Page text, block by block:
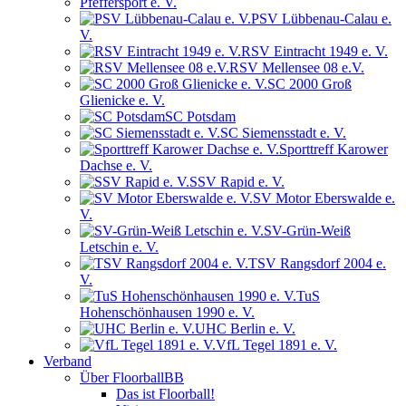
PSV Lübbenau-Calau e.
V.
RSV Eintracht 1949 e. V.
RSV Mellensee 08 e.V.
SC 2000 Groß
Glienicke e. V.
SC Potsdam
SC Siemensstadt e. V.
Sporttreff Karower
Dachse e. V.
SSV Rapid e. V.
SV Motor Eberswalde e.
V.
SV-Grün-Weiß
Letschin e. V.
TSV Rangsdorf 2004 e.
V.
TuS
Hohenschönhausen 1990 e. V.
UHC Berlin e. V.
VfL Tegel 1891 e. V.
Verband
Über FloorballBB
Das ist Floorball!